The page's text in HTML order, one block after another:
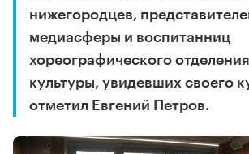
нижегородцев,
медиасферы и воспитанниц
хореографического
культуры, увидевших своего
отметил Евгений Петров.